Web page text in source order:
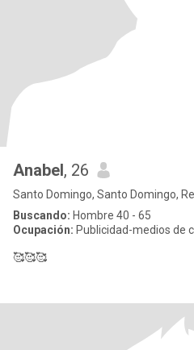
Anabel, 26
Santo Domingo, Santo Domingo,
Buscando: Hombre 40 - 65
Ocupación: Publicidad-medios de
🥰🥰🥰